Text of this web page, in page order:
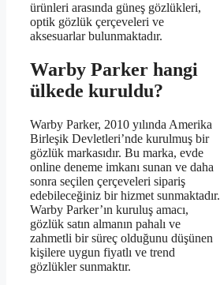
ürünleri arasında güneş gözlükleri,
optik gözlük çerçeveleri ve
aksesuarlar bulunmaktadır.
Warby Parker hangi
ülkede kuruldu?
Warby Parker, 2010 yılında Amerika
Birleşik Devletleri’nde kurulmuş bir
gözlük markasıdır. Bu marka, evde
online deneme imkanı sunan ve daha
sonra seçilen çerçeveleri sipariş
edebileceğiniz bir hizmet sunmaktadır.
Warby Parker’ın kuruluş amacı,
gözlük satın almanın pahalı ve
zahmetli bir süreç olduğunu düşünen
kişilere uygun fiyatlı ve trend
gözlükler sunmaktır.